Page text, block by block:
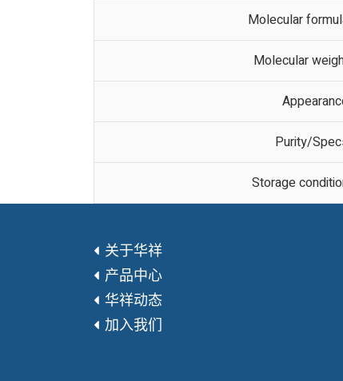
Molecular
Molecular
Purity/
Storage
关于华祥
产品中心
华祥动态
加入我们